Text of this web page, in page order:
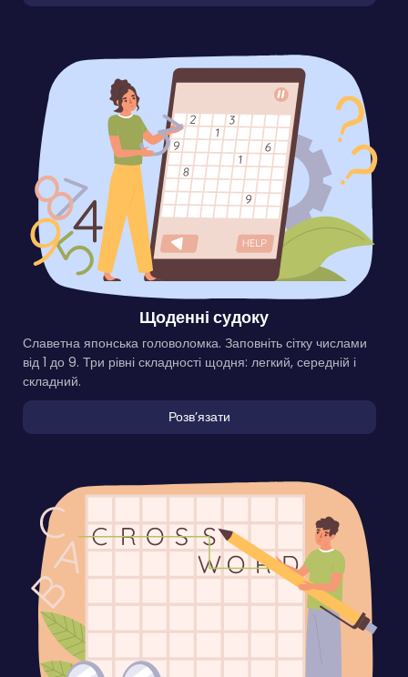
Щоденні судоку
Славетна японська головоломка. Заповніть сітку числами
від 1 до 9. Три рівні складності щодня: легкий, середній і
складний.
Розвʼязати